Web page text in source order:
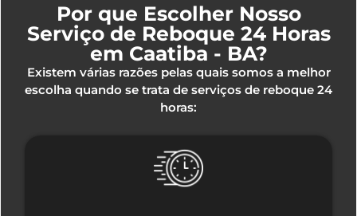
Por que Escolher Nosso
Serviço de Reboque 24 Horas
em Caatiba - BA?
Existem várias razões pelas quais somos a melhor
escolha quando se trata de serviços de reboque 24
horas: